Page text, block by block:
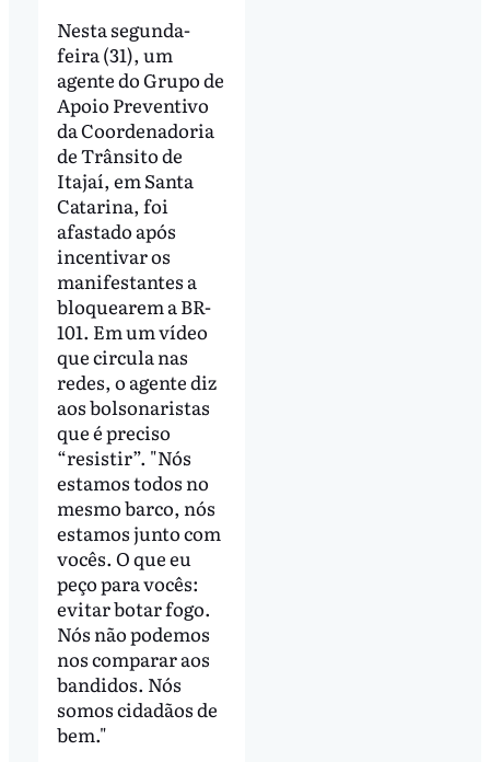
Nesta segunda-
feira (31), um
agente do Grupo de
Apoio Preventivo
da Coordenadoria
de Trânsito de
Itajaí, em Santa
Catarina, foi
afastado após
incentivar os
manifestantes a
bloquearem a BR-
101. Em um vídeo
que circula nas
redes, o agente diz
aos bolsonaristas
que é preciso
“resistir”. "Nós
estamos todos no
mesmo barco, nós
estamos junto com
vocês. O que eu
peço para vocês:
evitar botar fogo.
Nós não podemos
nos comparar aos
bandidos. Nós
somos cidadãos de
bem."